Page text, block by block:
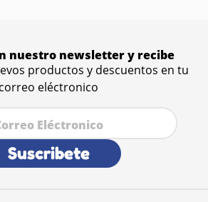
nuestro newsletter y recibe
productos y descuentos en tu
correo eléctronico
Suscribete